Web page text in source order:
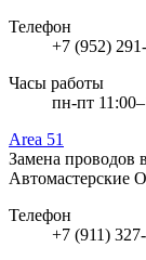
Телефон
+7 (952)
Часы работы
пн-пт
Area 51
Замена проводов
Автомастерские
Телефон
+7 (911)